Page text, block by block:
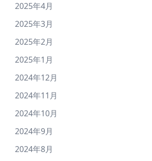
2025年4月
2025年3月
2025年2月
2025年1月
2024年12月
2024年11月
2024年10月
2024年9月
2024年8月